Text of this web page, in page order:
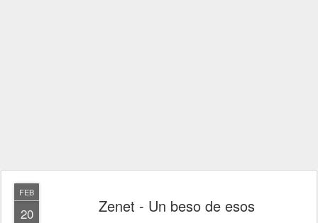
FEB
20 Zenet - Un beso de esos